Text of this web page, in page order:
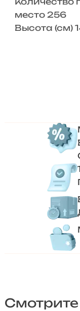
место 256
Высота (см)